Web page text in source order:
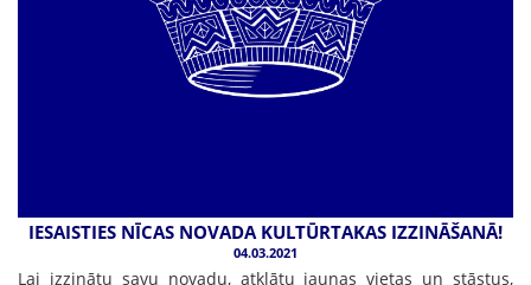
IESAISTIES NĪCAS NOVADA KULTŪRTAKAS IZZINĀŠANĀ!
04.03.2021
Lai izzinātu savu novadu, atklātu jaunas vietas un stāstus,